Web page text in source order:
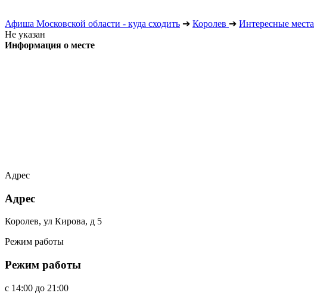
Афиша Московской области - куда сходить ➔ Королев ➔ Интересные места
Не указан
Информация о месте
Адрес
Адрес
Королев, ул Кирова, д 5
Режим работы
Режим работы
c 14:00 до 21:00